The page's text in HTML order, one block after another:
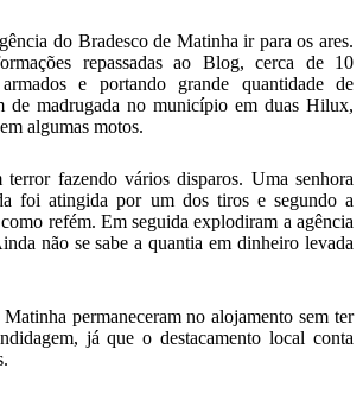
do Bradesco de Matinha ir para os ares.
repassadas ao Blog, cerca de 10
e portando grande quantidade de
de madrugada no município em duas Hilux,
algumas motos.
fazendo vários disparos. Uma senhora
foi atingida por um dos tiros e segundo a
refém. Em seguida explodiram a agência
não se sabe a quantia em dinheiro levada
permaneceram no alojamento sem ter
já que o destacamento local conta